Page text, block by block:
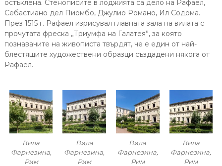
остъклена. Стенописите в лоджията са дело на Рафаел,
Себастиано дел Пиомбо, Джулио Романо, Ил Содома.
През 1515 г. Рафаел изрисувал главната зала на вилата с
прочутата фреска „Триумфа на Галатея”, за която
познавачите на живописта твърдят, че е един от най-
блестящите художествени образци създадени някога от
Рафаел.
Вила
Фарнезина,
Рим
Вила
Фарнезина,
Рим
Вила
Фарнезина,
Рим
Вила
Фарнезина,
Рим